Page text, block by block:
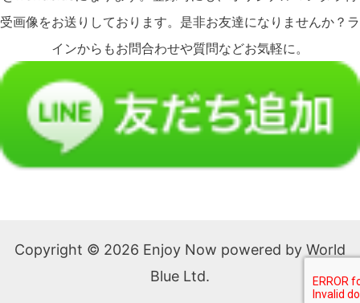
受画像をお送りしております。是非お友達になりませんか？ラ
インからもお問合わせや質問などお気軽に。
Copyright © 2026 Enjoy Now powered by World
Blue Ltd.